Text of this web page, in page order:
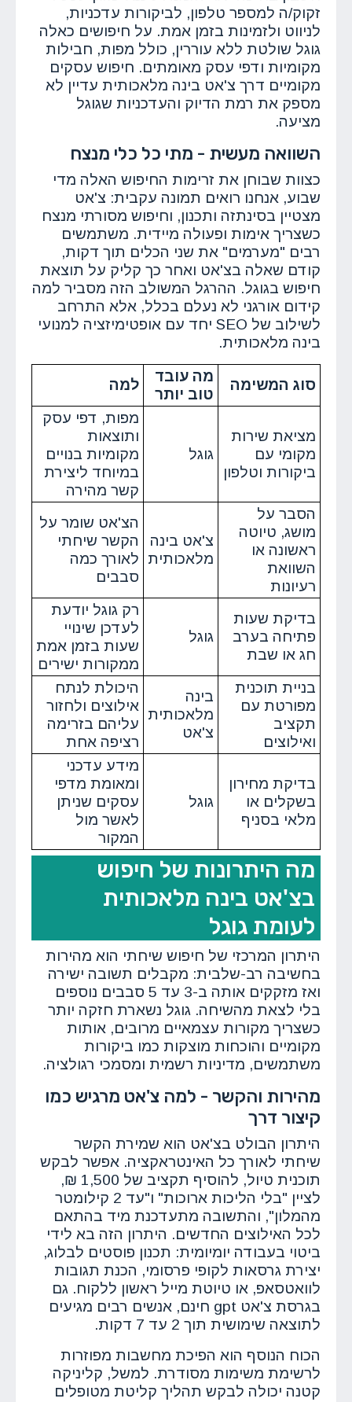
זקוק/ה למספר טלפון, לביקורות עדכניות,
לניווט ולזמינות בזמן אמת. על חיפושים כאלה
גוגל שולטת ללא עוררין, כולל מפות, חבילות
מקומיות ודפי עסק מאומתים. חיפוש עסקים
מקומיים דרך צ'אט בינה מלאכותית עדיין לא
מספק את רמת הדיוק והעדכניות שגוגל
מציעה.
השוואה מעשית - מתי כל כלי מנצח
כצוות שבוחן את זרימות החיפוש האלה מדי
שבוע, אנחנו רואים תמונה עקבית: צ'אט
מצטיין בסינתזה ותכנון, וחיפוש מסורתי מנצח
כשצריך אימות ופעולה מיידית. משתמשים
רבים "מערמים" את שני הכלים תוך דקות,
קודם שאלה בצ'אט ואחר כך קליק על תוצאת
חיפוש בגוגל. ההרגל המשולב הזה מסביר למה
קידום אורגני לא נעלם בכלל, אלא התרחב
לשילוב של SEO יחד עם אופטימיזציה למנועי
בינה מלאכותית.
סוג המשימה
מה עובד
טוב יותר
למה
מציאת שירות
מקומי עם
ביקורות וטלפון
גוגל
מפות, דפי עסק
ותוצאות
מקומיות בנויים
במיוחד ליצירת
קשר מהירה
הסבר על
מושג, טיוטה
ראשונה או
השוואת
רעיונות
צ'אט בינה
מלאכותית
הצ'אט שומר על
הקשר שיחתי
לאורך כמה
סבבים
בדיקת שעות
פתיחה בערב
חג או שבת
גוגל
רק גוגל יודעת
לעדכן שינויי
שעות בזמן אמת
ממקורות ישירים
בניית תוכנית
מפורטת עם
תקציב
ואילוצים
בינה
מלאכותית
צ'אט
היכולת לנתח
אילוצים ולחזור
עליהם בזרימה
רציפה אחת
בדיקת מחירון
בשקלים או
מלאי בסניף
גוגל
מידע עדכני
ומאומת מדפי
עסקים שניתן
לאשר מול
המקור
מה היתרונות של חיפוש
בצ'אט בינה מלאכותית
לעומת גוגל
היתרון המרכזי של חיפוש שיחתי הוא מהירות
בחשיבה רב-שלבית: מקבלים תשובה ישירה
ואז מזקקים אותה ב-3 עד 5 סבבים נוספים
בלי לצאת מהשיחה. גוגל נשארת חזקה יותר
כשצריך מקורות עצמאיים מרובים, אותות
מקומיים והוכחות מוצקות כמו ביקורות
משתמשים, מדיניות רשמית ומסמכי רגולציה.
מהירות והקשר - למה צ'אט מרגיש כמו
קיצור דרך
היתרון הבולט בצ'אט הוא שמירת הקשר
שיחתי לאורך כל האינטראקציה. אפשר לבקש
תוכנית טיול, להוסיף תקציב של 1,500 ₪,
לציין "בלי הליכות ארוכות" ו"עד 2 קילומטר
מהמלון", והתשובה מתעדכנת מיד בהתאם
לכל האילוצים החדשים. היתרון הזה בא לידי
ביטוי בעבודה יומיומית: תכנון פוסטים לבלוג,
יצירת גרסאות לקופי פרסומי, הכנת תגובות
לוואטסאפ, או טיוטת מייל ראשון ללקוח. גם
בגרסת צ'אט gpt חינם, אנשים רבים מגיעים
לתוצאה שימושית תוך 2 עד 7 דקות.
הכוח הנוסף הוא הפיכת מחשבות מפוזרות
לרשימת משימות מסודרת. למשל, קליניקה
קטנה יכולה לבקש תהליך קליטת מטופלים